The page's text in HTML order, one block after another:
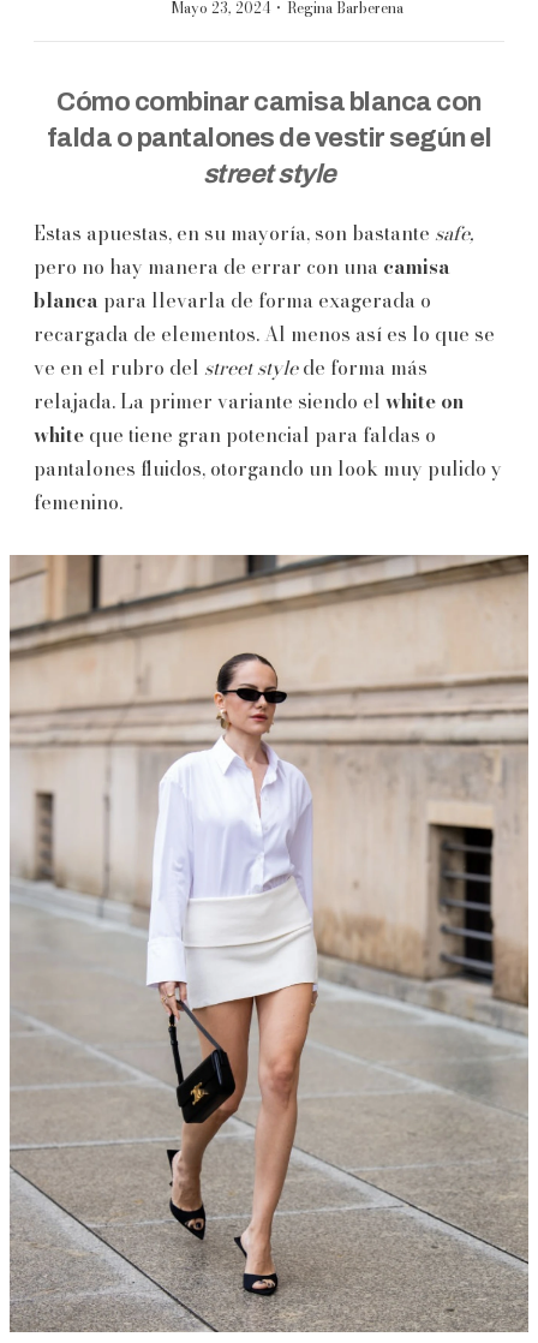
Mayo 23, 2024 · Regina Barberena
Cómo combinar camisa blanca con
falda o pantalones de vestir según el
street style
Estas apuestas, en su mayoría, son bastante safe,
pero no hay manera de errar con una camisa
blanca para llevarla de forma exagerada o
recargada de elementos. Al menos así es lo que se
ve en el rubro del street stylede forma más
relajada. La primer variante siendo el white on
white que tiene gran potencial para faldas o
pantalones fluidos, otorgando un look muy pulido y
femenino.